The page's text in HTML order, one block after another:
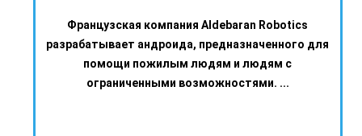
Французская компания Aldebaran Robotics
разрабатывает андроида, предназначенного для
помощи пожилым людям и людям с
ограниченными возможностями. ...